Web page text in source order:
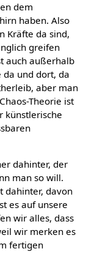
dem
haben. Also
Kräfte da sind,
greifen
auch außerhalb
da und dort, da
aber man
Theorie ist
künstlerische
dahinter, der
man so will.
dahinter, davon
es auf unsere
wir alles, dass
wir merken es
fertigen